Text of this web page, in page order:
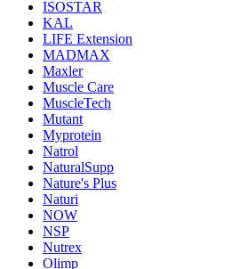
ISOSTAR
KAL
LIFE Extension
MADMAX
Maxler
Muscle Care
MuscleTech
Mutant
Myprotein
Natrol
NaturalSupp
Nature's Plus
Naturi
NOW
NSP
Nutrex
Olimp